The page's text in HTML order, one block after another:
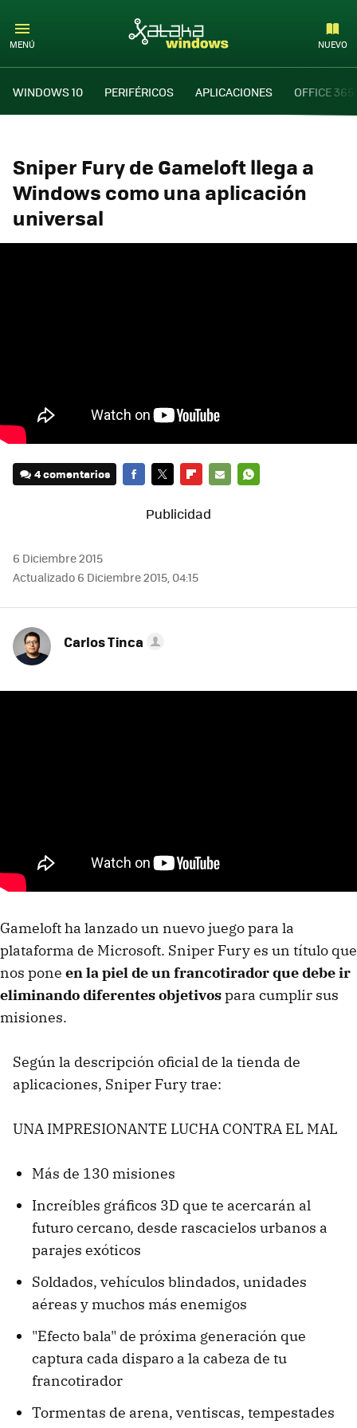
MENÚ NUEVO
WINDOWS 10 PERIFÉRICOS APLICACIONES OFFICE 365
Sniper Fury de Gameloft llega a
Windows como una aplicación
universal
4 comentarios
MAIL
6 Diciembre 2015
Actualizado 6 Diciembre 2015, 04:15
Carlos Tinca
Gameloft ha lanzado un nuevo juego para la
plataforma de Microsoft. Sniper Fury es un título que
nos pone en la piel de un francotirador que debe ir
eliminando diferentes objetivospara cumplir sus
misiones.
Según la descripción oficial de la tienda de
aplicaciones, Sniper Fury trae:
UNA IMPRESIONANTE LUCHA CONTRA EL MAL
Más de 130 misiones
Increíbles gráficos 3D que te acercarán al
futuro cercano, desde rascacielos urbanos a
parajes exóticos
Soldados, vehículos blindados, unidades
aéreas y muchos más enemigos
"Efecto bala" de próxima generación que
captura cada disparo a la cabeza de tu
francotirador
Tormentas de arena, ventiscas, tempestades